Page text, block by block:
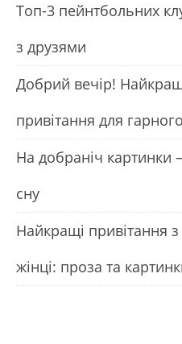
Топ-3 пейнтбольних
з друзями
Добрий вечір!
привітання для
На добраніч картинки
сну
Найкращі привітання
жінці: проза та